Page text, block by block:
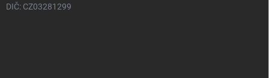
DIČ: CZ03281299